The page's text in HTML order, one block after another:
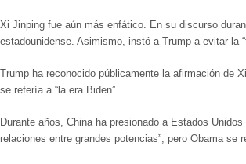
Xi Jinping fue aún más enfático. En su discurso
estadounidense. Asimismo, instó a Trump a evitar la
Trump ha reconocido públicamente la afirmación de
se refería a “la era Biden”.
Durante años, China ha presionado a Estados
relaciones entre grandes potencias”, pero Obama